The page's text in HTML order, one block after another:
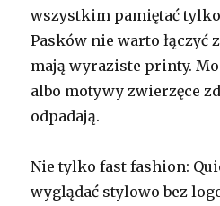
wszystkim pamiętać
Pasków nie warto łączyć
mają wyraziste printy.
albo motywy zwierzęce
odpadają.
Nie tylko fast fashion:
wyglądać stylowo bez